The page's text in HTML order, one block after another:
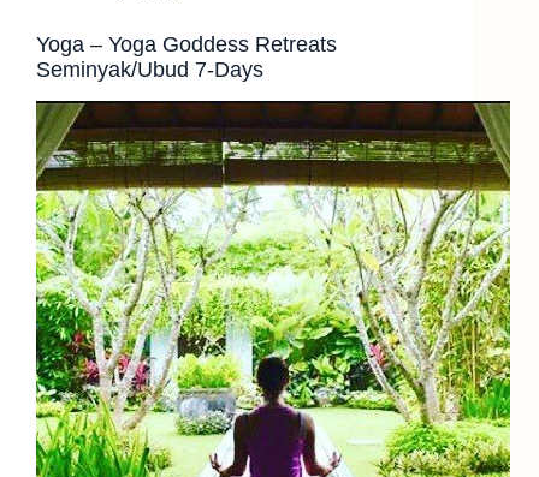
Yoga – Yoga Goddess Retreats
Seminyak/Ubud 7-Days